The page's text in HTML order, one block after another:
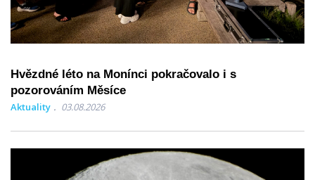
Hvězdné léto na Monínci pokračovalo i s
pozorováním Měsíce
Aktuality 03.08.2026